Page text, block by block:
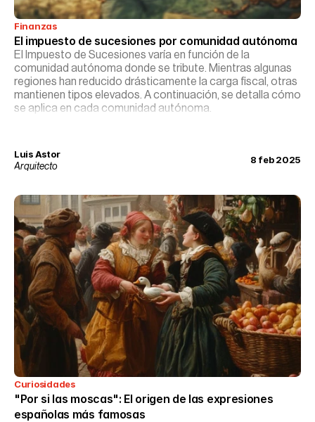
Finanzas
El impuesto de sucesiones por comunidad autónoma
El Impuesto de Sucesiones varía en función de la
comunidad autónoma donde se tribute. Mientras algunas
regiones han reducido drásticamente la carga fiscal, otras
mantienen tipos elevados. A continuación, se detalla cómo
se aplica en cada comunidad autónoma.
Luis Astor
Arquitecto
8 feb 2025
Curiosidades
"Por si las moscas": El origen de las expresiones
españolas más famosas